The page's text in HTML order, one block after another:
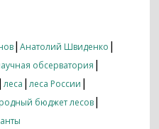
в ИКИ РАН
|Анатолий Швиденко |
обсерватория |
|леса |леса России |
бюджет лесов|